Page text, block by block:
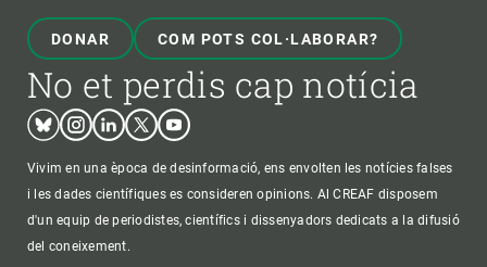
DONAR COM POTS COL·LABORAR?
No et perdis cap notícia
BlueskyInstagram
LinkedinTwitterYoutube
Vivim en una època de desinformació, ens envolten les notícies falses
i les dades científiques es consideren opinions. Al CREAF disposem
d'un equip de periodistes, científics i dissenyadors dedicats a la difusió
del coneixement.